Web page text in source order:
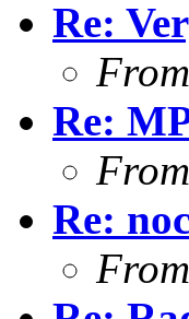
Re:
From
Re:
From
Re:
From